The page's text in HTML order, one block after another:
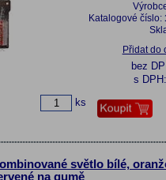
Katalogové číslo:
Přidat do
bez
s
ks
světlo bílé,
na gumě